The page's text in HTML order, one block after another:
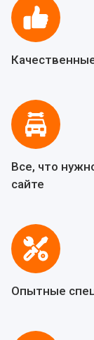
Все, что
сайте
Опытные